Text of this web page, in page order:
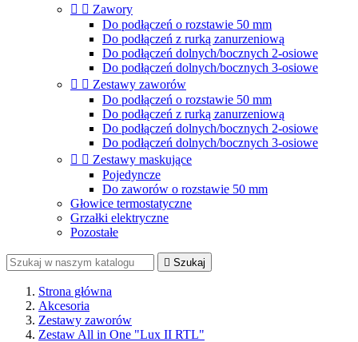
  Zawory
Do podłączeń o rozstawie 50 mm
Do podłączeń z rurką zanurzeniową
Do podłączeń dolnych/bocznych 2-osiowe
Do podłączeń dolnych/bocznych 3-osiowe
  Zestawy zaworów
Do podłączeń o rozstawie 50 mm
Do podłączeń z rurką zanurzeniową
Do podłączeń dolnych/bocznych 2-osiowe
Do podłączeń dolnych/bocznych 3-osiowe
  Zestawy maskujące
Pojedyncze
Do zaworów o rozstawie 50 mm
Głowice termostatyczne
Grzałki elektryczne
Pozostałe
 Szukaj
Strona główna
Akcesoria
Zestawy zaworów
Zestaw All in One "Lux II RTL"